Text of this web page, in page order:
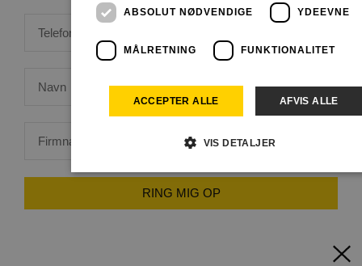
RING MIG OP
ABSOLUT NØDVENDIGE YDEEVNE
MÅLRETNING FUNKTIONALITET
ACCEPTER ALLE AFVIS ALLE
VIS DETALJER
Absolut nødvendige cookies muliggør hjemmesidens